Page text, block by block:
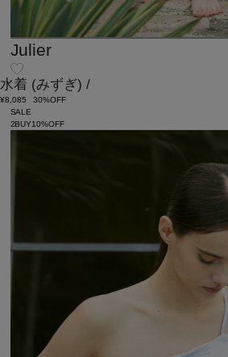
Julier
水着 (みずぎ) /
¥8,085
30%OFF
SALE
2BUY10%OFF